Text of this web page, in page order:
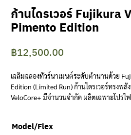
ก้านไดรเวอร์ Fujikura
Pimento Edition
฿12,500.00
เฉลิมฉลองทัวร์นาเมนต์ระดับตำนานด้วย
Edition (Limited Run) ก้านไดรเวอร์ทรงพลั
VeloCore+ มีจำนวนจำกัด ผลิตเฉพาะโปรไ
Model/Flex